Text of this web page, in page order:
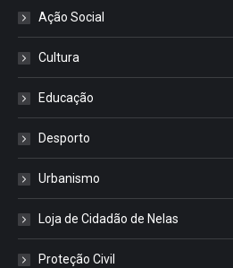
Ação Social
Cultura
Educação
Desporto
Urbanismo
Loja de Cidadão de Nelas
Proteção Civil